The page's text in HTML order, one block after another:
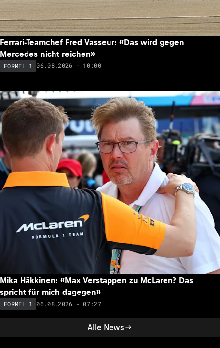
Alle News
Ferrari-Teamchef Fred Vasseur: «Das wird gegen
Mercedes nicht reichen»
FORMEL 1 06.08.2026 - 10:00
Mika Häkkinen: «Max Verstappen zu McLaren? Das
spricht für mich dagegen»
FORMEL 1 06.08.2026 - 07:27